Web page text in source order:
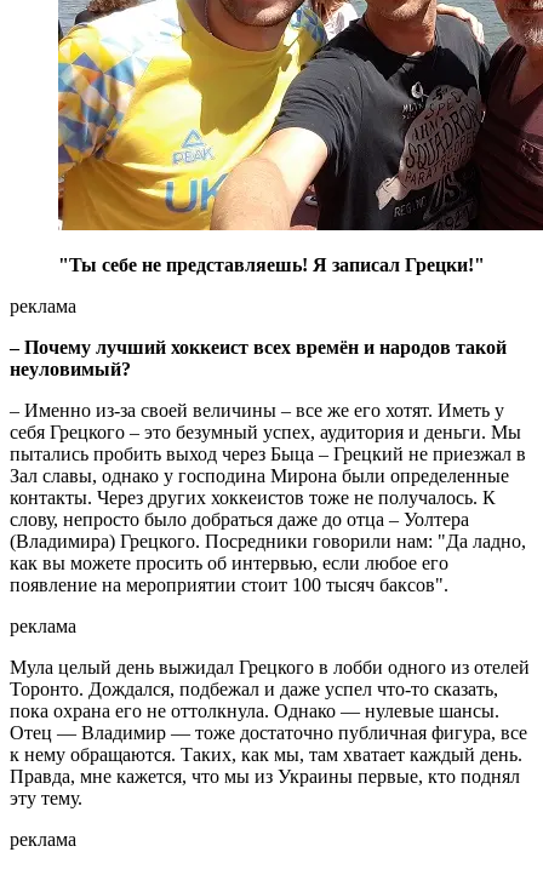
"Ты себе не представляешь! Я записал Грецки!"
реклама
– Почему лучший хоккеист всех времён и народов такой
неуловимый?
– Именно из-за своей величины – все же его хотят. Иметь у
себя Грецкого – это безумный успех, аудитория и деньги. Мы
пытались пробить выход через Быца – Грецкий не приезжал в
Зал славы, однако у господина Мирона были определенные
контакты. Через других хоккеистов тоже не получалось. К
слову, непросто было добраться даже до отца – Уолтера
(Владимира) Грецкого. Посредники говорили нам: "Да ладно,
как вы можете просить об интервью, если любое его
появление на мероприятии стоит 100 тысяч баксов".
реклама
Мула целый день выжидал Грецкого в лобби одного из отелей
Торонто. Дождался, подбежал и даже успел что-то сказать,
пока охрана его не оттолкнула. Однако — нулевые шансы.
Отец — Владимир — тоже достаточно публичная фигура, все
к нему обращаются. Таких, как мы, там хватает каждый день.
Правда, мне кажется, что мы из Украины первые, кто поднял
эту тему.
реклама